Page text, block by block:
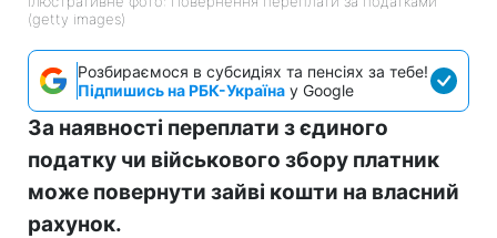
(getty images)
Розбираємося в субсидіях та пенсіях за тебе!
Підпишись на РБК-Україна у Google
За наявності переплати з єдиного
податку чи військового збору платник
може повернути зайві кошти на власний
рахунок.